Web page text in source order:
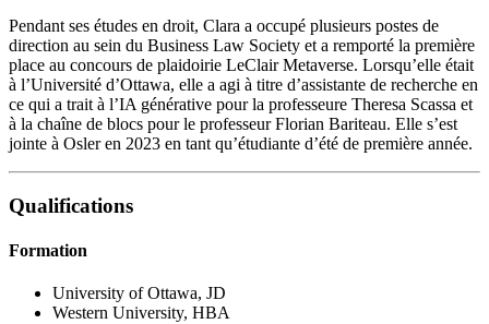
Pendant ses études en droit, Clara a occupé plusieurs postes de
direction au sein du Business Law Society et a remporté la première
place au concours de plaidoirie LeClair Metaverse. Lorsqu’elle était
à l’Université d’Ottawa, elle a agi à titre d’assistante de recherche en
ce qui a trait à l’IA générative pour la professeure Theresa Scassa et
à la chaîne de blocs pour le professeur Florian Bariteau. Elle s’est
jointe à Osler en 2023 en tant qu’étudiante d’été de première année.
Qualifications
Formation
University of Ottawa, JD
Western University, HBA